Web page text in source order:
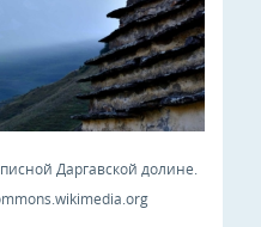
Даргавской долине.